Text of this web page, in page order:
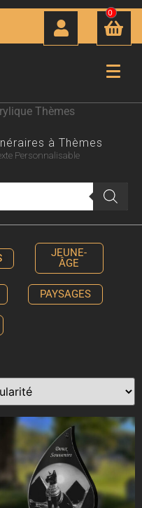
0
Thèmes
à Thèmes
Personnalisable
JEUNE-
ÂGE
PAYSAGES